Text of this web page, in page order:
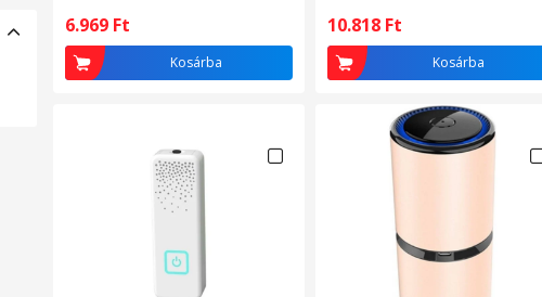
6.969 Ft
Kosárba
10.818 Ft
Kosárba